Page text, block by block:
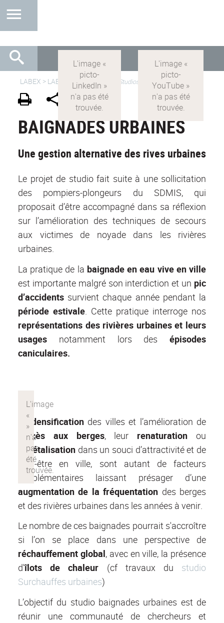
LABEX > LABEX IMU > IMU-FR Studios
BAIGNADES URBAINES
Une gestion alternative des rives urbaines
Le projet de studio fait suite à une sollicitation
des pompiers-plongeurs du SDMIS, qui
proposait d’être accompagné dans sa réflexion
sur l’amélioration des techniques de secours
aux victimes de noyade dans les rivières
urbaines.
La pratique de la baignade en eau vive en ville
est importante malgré son interdiction et un pic
d’accidents survient chaque année pendant la
période estivale . Cette pratique interroge nos
représentations des rivières urbaines et leurs
usages notamment lors des épisodes
caniculaires.
La densificationdes villes et l’amélioration de
accès aux berges, leur renaturation ou
végétalisation dans un souci d’attractivité et de
bien-être en ville, sont autant de facteurs
supplémentaires laissant présager d’une
augmentation de la fréquentation des berges
et des rivières urbaines dans les années à venir.
Le nombre de ces baignades pourrait s'accroître
si l’on se place dans une perspective de
réchauffement global, avec en ville, la présence
d'îlots de chaleur (cf travaux du studio
Surchauffes urbaines)
L’objectif du studio baignades urbaines est de
réunir une communauté de chercheurs et